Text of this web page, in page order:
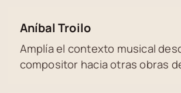
Aníbal Troilo
Amplía el contexto musical
compositor hacia otras obras